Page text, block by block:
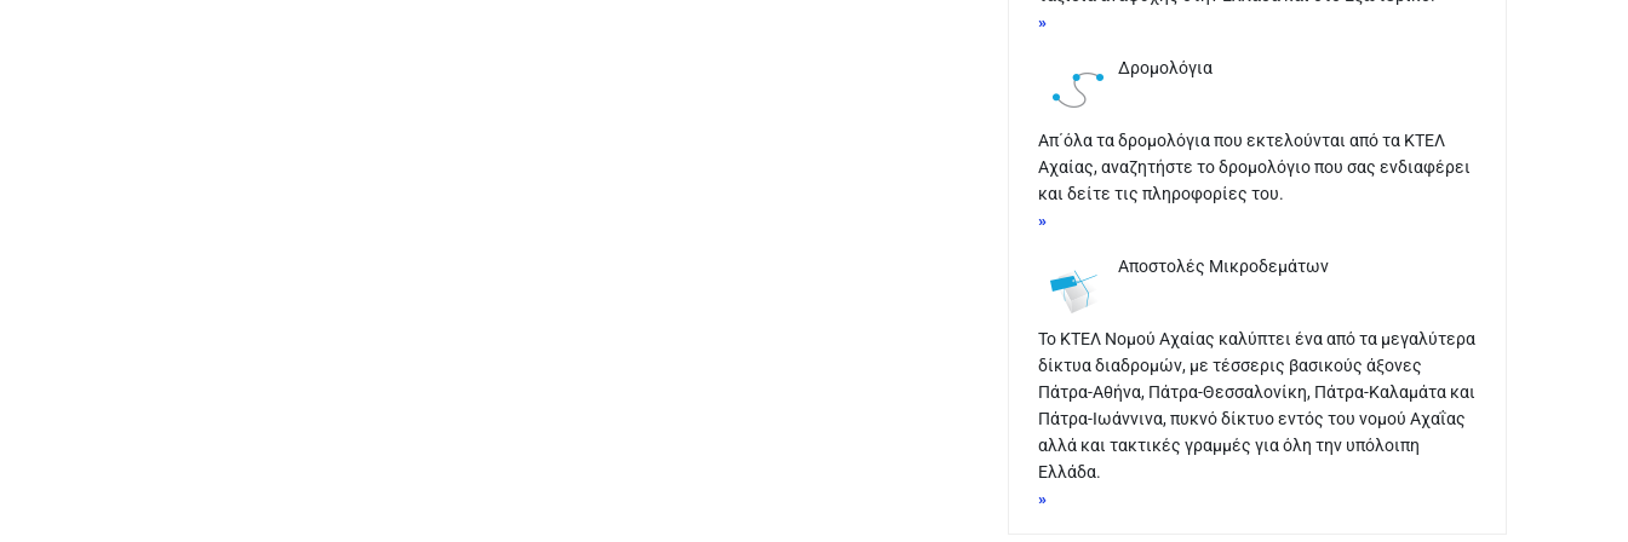
»
Δρομολόγια
Απ΄όλα τα δρομολόγια που εκτελούνται από τα ΚΤΕΛ
Αχαίας, αναζητήστε το δρομολόγιο που σας ενδιαφέρει
και δείτε τις πληροφορίες του.
»
Αποστολές Μικροδεμάτων
Το ΚΤΕΛ Νομού Αχαίας καλύπτει ένα από τα μεγαλύτερα
δίκτυα διαδρομών, με τέσσερις βασικούς άξονες
Πάτρα-Αθήνα, Πάτρα-Θεσσαλονίκη, Πάτρα-Καλαμάτα και
Πάτρα-Ιωάννινα, πυκνό δίκτυο εντός του νομού Αχαΐας
αλλά και τακτικές γραμμές για όλη την υπόλοιπη
Ελλάδα.
»